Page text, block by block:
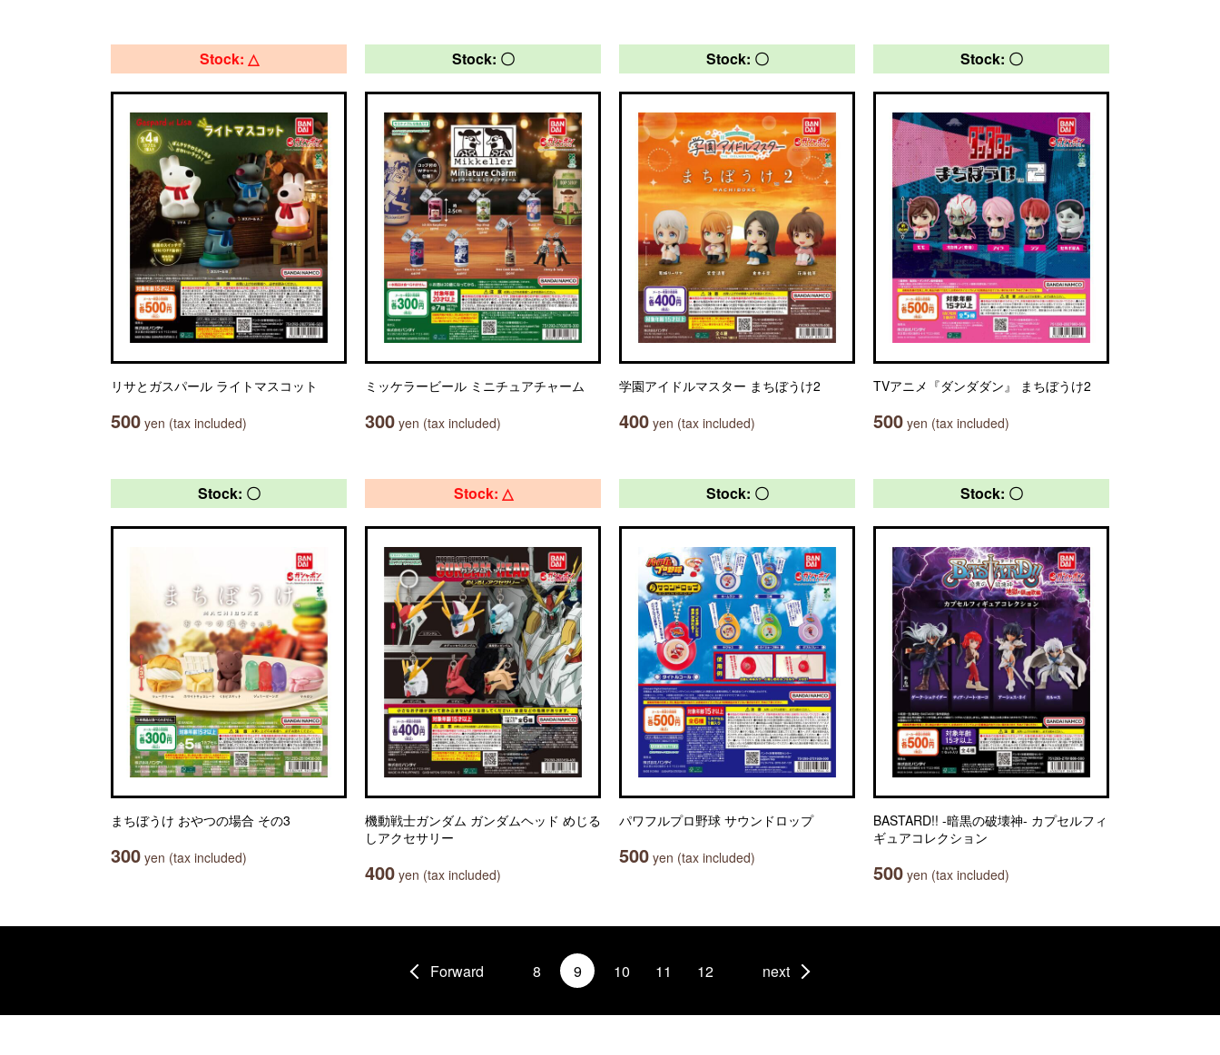
Stock: △
リサとガスパール ライトマスコット
500 yen (tax included)
Stock: 〇
ミッケラービール ミニチュアチャーム
300 yen (tax included)
Stock: 〇
学園アイドルマスター まちぼうけ2
400 yen (tax included)
Stock: 〇
TVアニメ『ダンダダン』 まちぼうけ2
500 yen (tax included)
Stock: 〇
まちぼうけ おやつの場合 その3
300 yen (tax included)
Stock: △
機動戦士ガンダム ガンダムヘッド めじる
しアクセサリー
400 yen (tax included)
Stock: 〇
パワフルプロ野球 サウンドロップ
500 yen (tax included)
Stock: 〇
BASTARD!! -暗黒の破壊神- カプセルフィ
ギュアコレクション
500 yen (tax included)
Forward 8 9 10 11 12 next